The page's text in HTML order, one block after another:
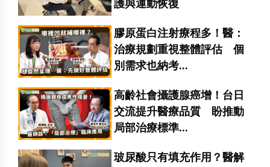
護與運動恢復
膠原蛋白注射療程多！醫：
治療規劃重視整體評估 個
別需求也納考...
高齡社會攝護腺癌增！台日
交流提升醫療品質 盼推動
局部治療標準...
玻尿酸只有填充作用？醫解